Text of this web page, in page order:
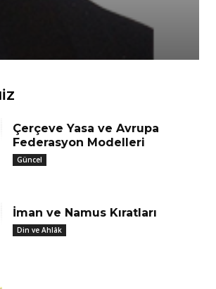
Çerçeve Yasa ve Avrupa
Federasyon Modelleri
Güncel
İman ve Namus Kıratları
Din ve Ahlâk